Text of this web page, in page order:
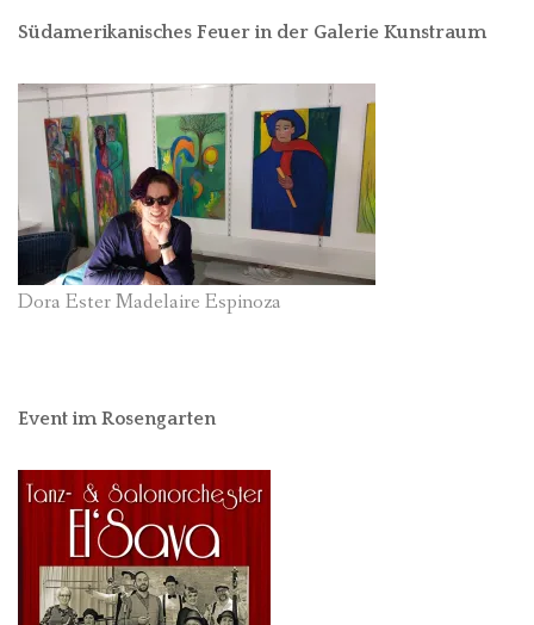
Südamerikanisches Feuer in der Galerie Kunstraum
Dora Ester Madelaire Espinoza
Event im Rosengarten